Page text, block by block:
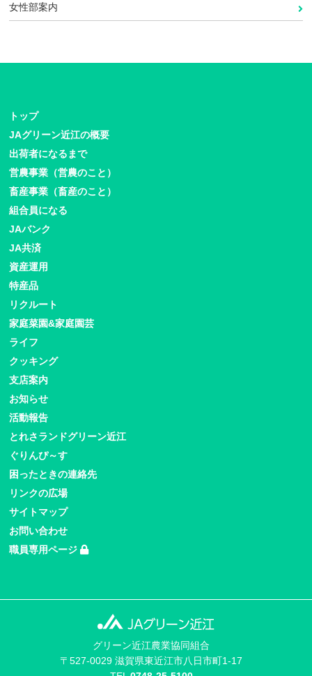
女性部案内
トップ
JAグリーン近江の概要
出荷者になるまで
営農事業（営農のこと）
畜産事業（畜産のこと）
組合員になる
JAバンク
JA共済
資産運用
特産品
リクルート
家庭菜園&家庭園芸
ライフ
クッキング
支店案内
お知らせ
活動報告
とれさランドグリーン近江
ぐりんぴ～す
困ったときの連絡先
リンクの広場
サイトマップ
お問い合わせ
職員専用ページ
グリーン近江農業協同組合
〒527-0029 滋賀県東近江市八日市町1-17